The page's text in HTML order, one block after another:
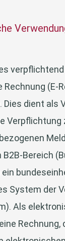
verpflichtend
(E-
Dies dient als
Verpflichtung
B2B-Bereich
System der
Als
Rechnung,